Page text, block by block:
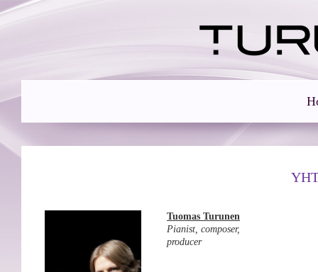
Tuomas Turunen
Pianist, composer,
producer